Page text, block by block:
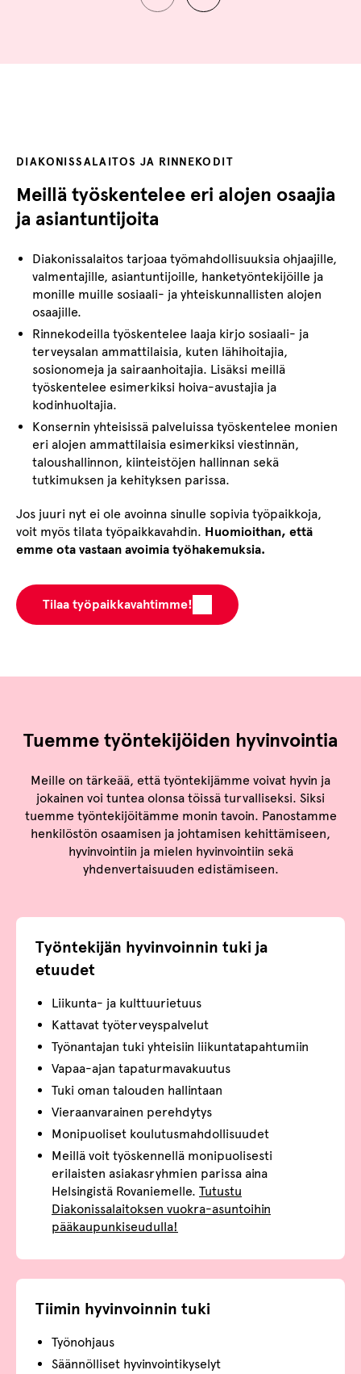
DIAKONISSALAITOS JA RINNEKODIT
Meillä työskentelee eri alojen osaajia
ja asiantuntijoita
Diakonissalaitos tarjoaa työmahdollisuuksia ohjaajille,
valmentajille, asiantuntijoille, hanketyöntekijöille ja
monille muille sosiaali- ja yhteiskunnallisten alojen
osaajille.
Rinnekodeilla työskentelee laaja kirjo sosiaali- ja
terveysalan ammattilaisia, kuten lähihoitajia,
sosionomeja ja sairaanhoitajia. Lisäksi meillä
työskentelee esimerkiksi hoiva-avustajia ja
kodinhuoltajia.
Konsernin yhteisissä palveluissa työskentelee monien
eri alojen ammattilaisia esimerkiksi viestinnän,
taloushallinnon, kiinteistöjen hallinnan sekä
tutkimuksen ja kehityksen parissa.
Jos juuri nyt ei ole avoinna sinulle sopivia työpaikkoja,
voit myös tilata työpaikkavahdin. Huomioithan, että
emme ota vastaan avoimia työhakemuksia.
Tilaa työpaikkavahtimme!
Tuemme työntekijöiden hyvinvointia
Meille on tärkeää, että työntekijämme voivat hyvin ja
jokainen voi tuntea olonsa töissä turvalliseksi. Siksi
tuemme työntekijöitämme monin tavoin. Panostamme
henkilöstön osaamisen ja johtamisen kehittämiseen,
hyvinvointiin ja mielen hyvinvointiin sekä
yhdenvertaisuuden edistämiseen.
Työntekijän hyvinvoinnin tuki ja
etuudet
Liikunta- ja kulttuurietuus
Kattavat työterveyspalvelut
Työnantajan tuki yhteisiin liikuntatapahtumiin
Vapaa-ajan tapaturmavakuutus
Tuki oman talouden hallintaan
Vieraanvarainen perehdytys
Monipuoliset koulutusmahdollisuudet
Meillä voit työskennellä monipuolisesti
erilaisten asiakasryhmien parissa aina
Helsingistä Rovaniemelle. Tutustu
Diakonissalaitoksen vuokra-asuntoihin
pääkaupunkiseudulla!
Tiimin hyvinvoinnin tuki
Työnohjaus
Säännölliset hyvinvointikyselyt